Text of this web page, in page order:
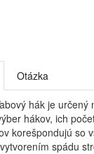
Otázka
hák je
hákov, ich
korešpondujú so
spádu